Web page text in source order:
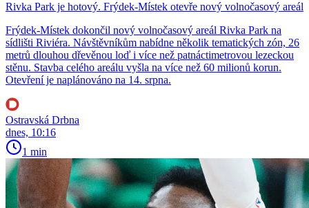
Rivka Park je hotový. Frýdek-Místek otevře nový volnočasový areál
Frýdek-Místek dokončil nový volnočasový areál Rivka Park na
sídlišti Riviéra. Návštěvníkům nabídne několik tematických zón, 26
metrů dlouhou dřevěnou loď i více než patnáctimetrovou lezeckou
stěnu. Stavba celého areálu vyšla na více než 60 milionů korun.
Otevření je naplánováno na 14. srpna.
Ostravská Drbna
dnes, 10:16
1 min